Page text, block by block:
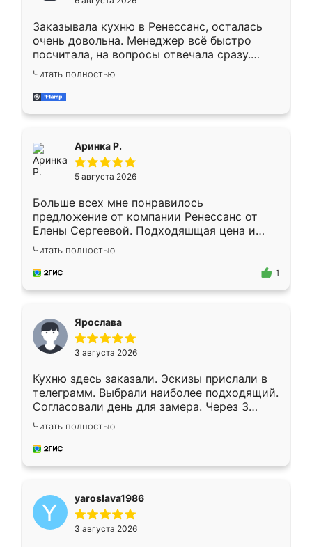
мебели буду заказывать только здесь.
Заказывала кухню в Ренессанс, осталась
очень довольна. Менеджер всё быстро
посчитала, на вопросы отвечала сразу.
Замерщик приехал в субботу, подошёл к
делу со всей ответственностью. Собрали
за день, ребята работали аккуратно, даже
Читать полностью
Аринка Р.
5 августа 2026
Больше всех мне понравилось
предложение от компании Ренессанс от
Елены Сергеевой. Подходяшщая цена и
короткие сроки изготовления. Приехавший
для замера сотрудник Владислав
предложил по моему эскизу самый
Читать полностью
1
Ярослава
3 августа 2026
Кухню здесь заказали. Эскизы прислали в
телеграмм. Выбрали наиболее подходящий.
Согласовали день для замера. Через 3
недели кухня была уже готова. Остались
довольны работой. Спасибо Ренессанс
мебель за качественную работу!
Читать полностью
yaroslava1986
3 августа 2026